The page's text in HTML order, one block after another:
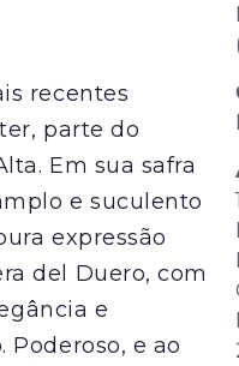
recentes
parte do
Em sua safra
e suculento
expressão
del Duero, com
e
e ao